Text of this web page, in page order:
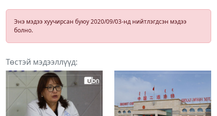
Энэ мэдээ хуучирсан буюу 2020/09/03-нд нийтлэгдсэн мэдээ
болно.
Төстэй мэдээллүүд: